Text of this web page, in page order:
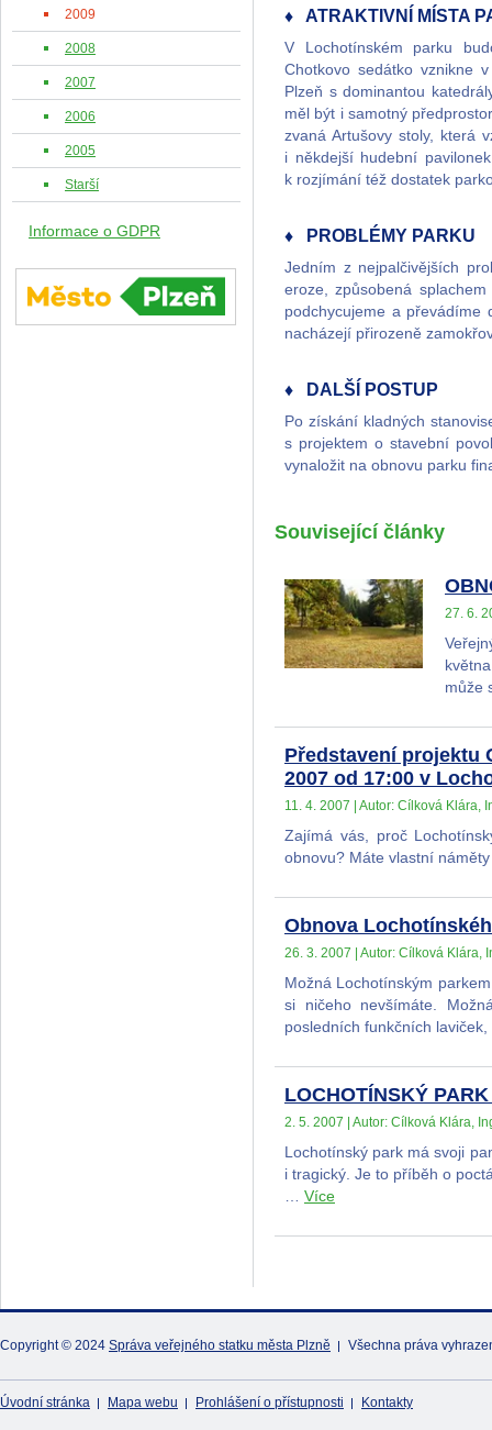
♦ ATRAKTIVNÍ MÍSTA
V Lochotínském parku
Chotkovo sedátko vznikne
Plzeň s dominantou
měl být i samotný
zvaná Artušovy stoly, která
i někdejší hudební
k rozjímání též dostatek
♦ PROBLÉMY PARKU
Jedním z nejpalčivějších
eroze, způsobená
podchycujeme a převádíme
nacházejí přirozeně
♦ DALŠÍ POSTUP
Po získání kladných
s projektem o stavební
vynaložit na obnovu parku
Související články
27. 6.
může
Představení projektu
2007 od 17:00 v
11. 4. 2007 | Autor: Cílková Klára,
Zajímá vás, proč
obnovu? Máte vlastní
Obnova
26. 3. 2007 | Autor: Cílková Klára,
Možná Lochotínským
si ničeho nevšímáte.
posledních funkčních
LOCHOTÍNSKÝ
2. 5. 2007 | Autor: Cílková Klára,
Lochotínský park má svoji
i tragický. Je to příběh o
… Více
2009
2008
2007
2006
2005
Starší
Informace o GDPR
Copyright © 2024 Správa veřejného statku města Plzně Všechna práva
Úvodní stránka Mapa webu Prohlášení o přístupnosti Kontakty